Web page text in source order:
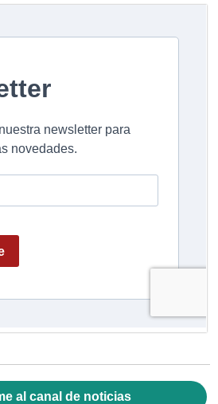
al canal de noticias